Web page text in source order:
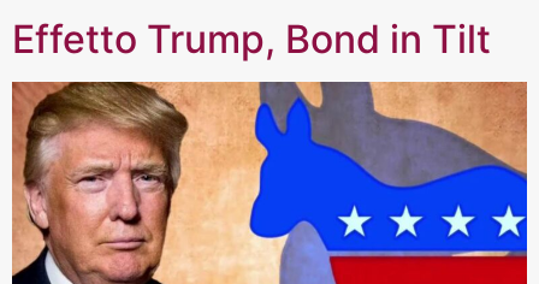
Effetto Trump, Bond in Tilt